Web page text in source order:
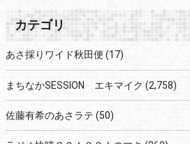
カテゴリ
あさ採りワイド秋田便 (17)
まちなかSESSION エキマイク (2,758)
佐藤有希のあさラテ (50)